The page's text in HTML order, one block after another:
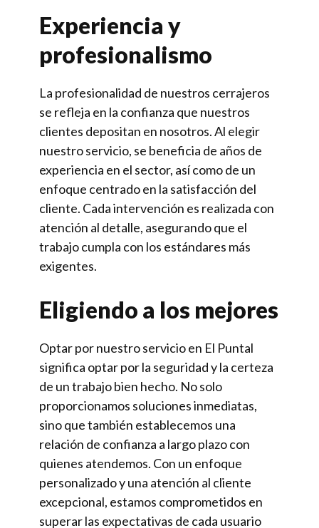
Experiencia y
profesionalismo
La profesionalidad de nuestros cerrajeros
se refleja en la confianza que nuestros
clientes depositan en nosotros. Al elegir
nuestro servicio, se beneficia de años de
experiencia en el sector, así como de un
enfoque centrado en la satisfacción del
cliente. Cada intervención es realizada con
atención al detalle, asegurando que el
trabajo cumpla con los estándares más
exigentes.
Eligiendo a los mejores
Optar por nuestro servicio en El Puntal
significa optar por la seguridad y la certeza
de un trabajo bien hecho. No solo
proporcionamos soluciones inmediatas,
sino que también establecemos una
relación de confianza a largo plazo con
quienes atendemos. Con un enfoque
personalizado y una atención al cliente
excepcional, estamos comprometidos en
superar las expectativas de cada usuario